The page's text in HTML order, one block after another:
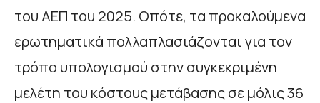
του ΑΕΠ του 2025. Οπότε, τα προκαλούμενα
ερωτηματικά πολλαπλασιάζονται για τον
τρόπο υπολογισμού στην συγκεκριμένη
μελέτη του κόστους μετάβασης σε μόλις 36